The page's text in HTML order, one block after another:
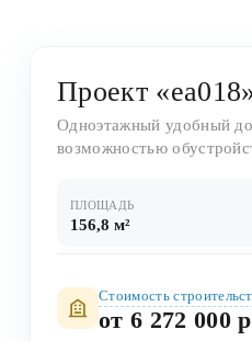
Проект
Одноэтажный удобный
возможностью
ПЛОЩАДЬ
156,8 м²
Стоимость
от 6 272 000